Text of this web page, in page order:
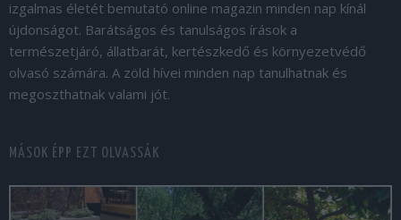
izgalmas életét bemutató online magazin minden nap kínál
újdonságot. Barátságos és tanulságos írások a
természetjáró, állatbarát, kertészkedő és környezetvédő
olvasó számára. A zöld hívei minden nap tanulhatnak és
megoszthatnak valami jót.
MÁSOK ÉPP EZT OLVASSÁK